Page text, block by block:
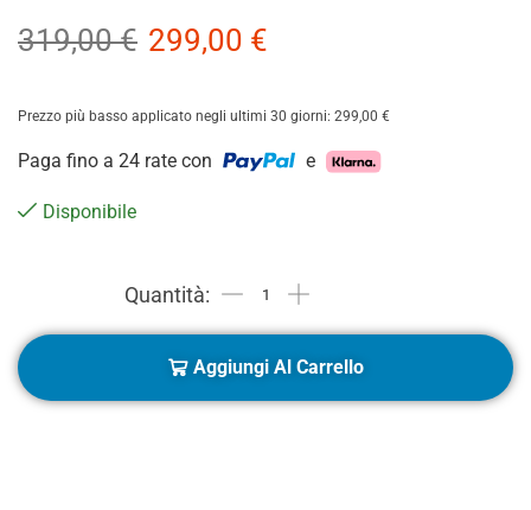
319,00€ 299,00 €
Prezzo più basso applicato negli ultimi 30 giorni: 299,00 €
Paga fino a 24 rate con e
Disponibile
Aggiungi Al Carrello